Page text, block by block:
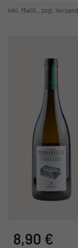
inkl. MwSt., zzgl. Versand
8,90 €